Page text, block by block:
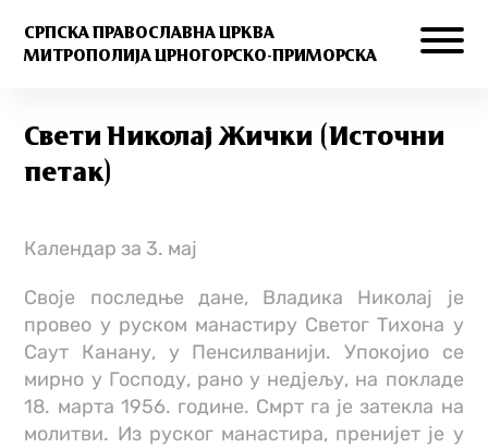
СРПСКА ПРАВОСЛАВНА ЦРКВА
МИТРОПОЛИЈА ЦРНОГОРСКО-ПРИМОРСКА
Свети Николај Жички (Источни
петак)
Календар за 3. мај
Своје последње дане, Владика Николај је
провео у руском манастиру Светог Тихона у
Саут Канану, у Пенсилванији. Упокојио се
мирно у Господу, рано у недjељу, на покладе
18. марта 1956. године. Смрт га је затекла на
молитви. Из руског манастира, прениjет је у